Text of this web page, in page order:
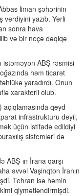
liman şəhərinin
verdiyini yazıb. Yerli
sonra hava
və bir neçə dəqiqə
istəməyən ABŞ rəsmisi
həm ticarət
yaradırdı. Onun
xarakterli olub.
açıqlamasında qeyd
infrastrukturu deyil,
üçün istifadə edildiyi
sistemləri də
ABŞ-ın İrana qarşı
əvvəl Vaşinqton İranın
Tehran isə həmin
qiymətləndirmişdi.